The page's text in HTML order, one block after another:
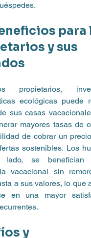
para
y sus
propietarios,
ecológicas puede
sus casas
mayores tasas de
de cobrar un
sostenibles. Los
lado, se benefician
vacacional sin
a sus valores, lo que
en una mayor
y